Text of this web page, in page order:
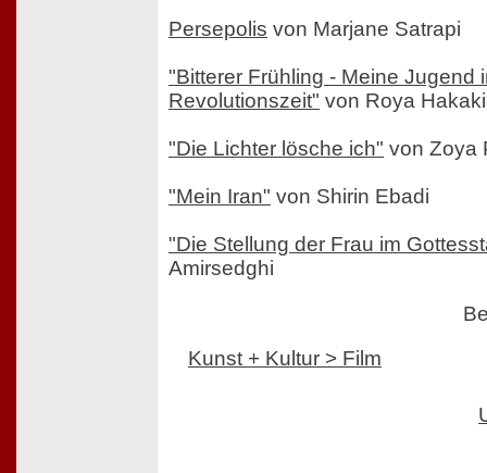
Persepolis von Marjane Satrapi
"Bitterer Frühling - Meine Jugend
Revolutionszeit" von Roya
"Die Lichter lösche ich" von Zoya
"Mein Iran" von Shirin Ebadi
"Die Stellung der Frau im
Amirsedghi
Kunst + Kultur > Film